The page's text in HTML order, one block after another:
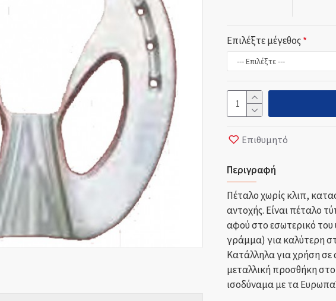
Επιλέξτε μέγεθος
Επιθυμητό
Περιγραφή
Πέταλο χωρίς κλιπ,
αντοχής. Είναι πέταλο
αφού στο εσωτερικό του
γράμμα) για καλύτερη
Κατάλληλα για χρήση σε
μεταλλική προσθήκη
ισοδύναμα με τα